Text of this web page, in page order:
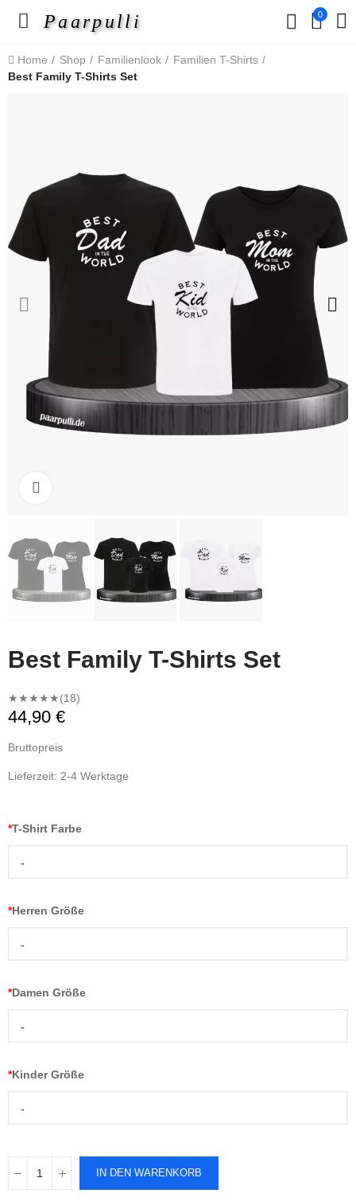
Paarpulli 0
Home Shop Familienlook
Familien T-Shirts
Best Family T-Shirts Set
Best Family T-Shirts Set
★★★★★(18)
44,90 €
Bruttopreis
Lieferzeit: 2-4 Werktage
*T-Shirt Farbe
-
*Herren Größe
-
*Damen Größe
-
*Kinder Größe
-
IN DEN WARENKORB